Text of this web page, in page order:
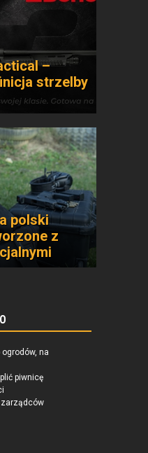
–
strzelby
polski
z
na
piwnicę
zarządców